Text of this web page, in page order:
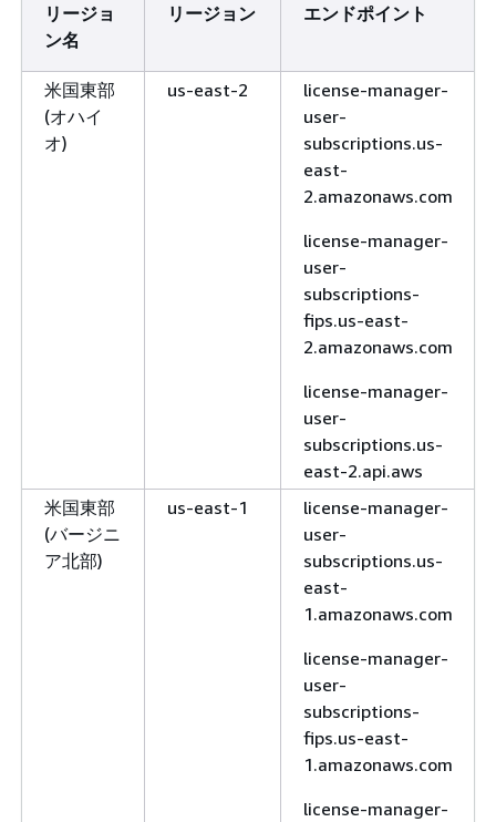
アジアパ
シフィッ
ク (タイ)
ap-
7
license-
southeast-
7.amazonaws.com
license-
manager.ap-
southeast-
license-
manager.ap-
northeast-
1.amazonaws.com
license-
manager.ap-
northeast-
1.api.aws
カナダ
(中部)
ca-
license-
manager.ca-
central-
1.amazonaws.com
license-
manager.ca-
central-1.api.aws
license-
manager.ca-
west-
リージョ
ン名
リージョン エンドポイント
米国東部
(オハイ
オ)
us-east-2
license-manager-
user-
subscriptions.us-
east-
2.amazonaws.com
license-manager-
user-
subscriptions-
fips.us-east-
2.amazonaws.com
license-manager-
user-
subscriptions.us-
east-2.api.aws
米国東部
(バージニ
ア北部)
us-east-1
license-manager-
user-
subscriptions.us-
east-
1.amazonaws.com
license-manager-
user-
subscriptions-
fips.us-east-
1.amazonaws.com
license-manager-